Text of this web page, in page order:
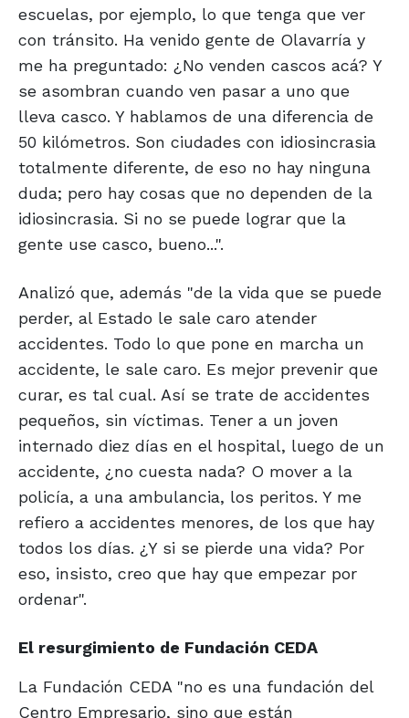
escuelas, por ejemplo, lo que tenga que ver
con tránsito. Ha venido gente de Olavarría y
me ha preguntado: ¿No venden cascos acá? Y
se asombran cuando ven pasar a uno que
lleva casco. Y hablamos de una diferencia de
50 kilómetros. Son ciudades con idiosincrasia
totalmente diferente, de eso no hay ninguna
duda; pero hay cosas que no dependen de la
idiosincrasia. Si no se puede lograr que la
gente use casco, bueno...".
Analizó que, además "de la vida que se puede
perder, al Estado le sale caro atender
accidentes. Todo lo que pone en marcha un
accidente, le sale caro. Es mejor prevenir que
curar, es tal cual. Así se trate de accidentes
pequeños, sin víctimas. Tener a un joven
internado diez días en el hospital, luego de un
accidente, ¿no cuesta nada? O mover a la
policía, a una ambulancia, los peritos. Y me
refiero a accidentes menores, de los que hay
todos los días. ¿Y si se pierde una vida? Por
eso, insisto, creo que hay que empezar por
ordenar".
El resurgimiento de Fundación CEDA
La Fundación CEDA "no es una fundación del
Centro Empresario, sino que están